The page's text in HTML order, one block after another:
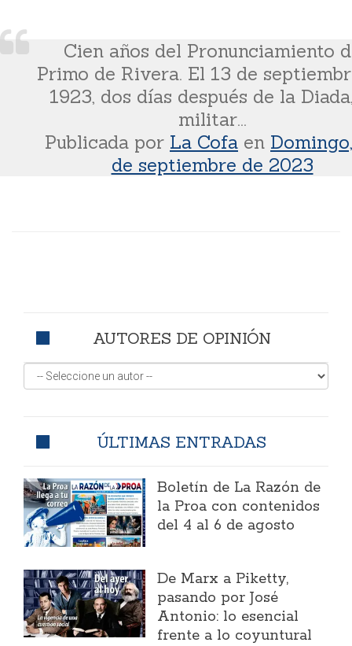
Cien años del Pronunciamiento
Primo de Rivera. El 13 de
1923, dos días después de la
militar...
Publicada por La Cofa en
de septiembre de 2023
AUTORES DE OPINIÓN
ÚLTIMAS ENTRADAS
Boletín de La Razón de
la Proa con contenidos
del 4 al 6 de agosto
​De Marx a Piketty,
pasando por José
Antonio: lo esencial
frente a lo coyuntural